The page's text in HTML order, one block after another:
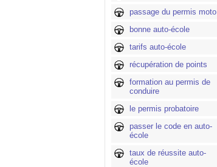
passage du permis moto
bonne auto-école
tarifs auto-école
récupération de points
formation au permis de
conduire
le permis probatoire
passer le code en auto-
école
taux de réussite auto-
école